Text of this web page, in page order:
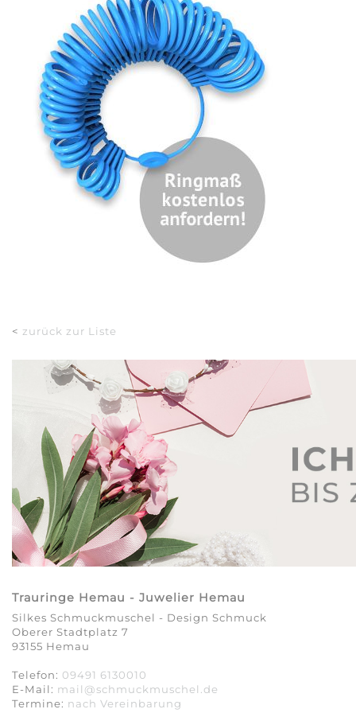
< zurück zur Liste
Trauringe Hemau - Juwelier Hemau
Silkes Schmuckmuschel - Design Schmuck
Oberer Stadtplatz 7
93155 Hemau
Telefon: 09491 6130010
E-Mail: mail@schmuckmuschel.de
Termine: nach Vereinbarung​​​​​​​